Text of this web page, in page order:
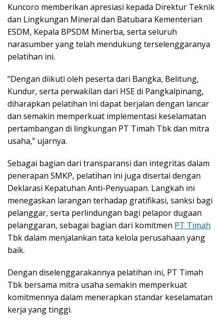
Kuncoro memberikan apresiasi kepada Direktur Teknik
dan Lingkungan Mineral dan Batubara Kementerian
ESDM, Kepala BPSDM Minerba, serta seluruh
narasumber yang telah mendukung terselenggaranya
pelatihan ini.
“Dengan diikuti oleh peserta dari Bangka, Belitung,
Kundur, serta perwakilan dari HSE di Pangkalpinang,
diharapkan pelatihan ini dapat berjalan dengan lancar
dan semakin memperkuat implementasi keselamatan
pertambangan di lingkungan PT Timah Tbk dan mitra
usaha,” ujarnya.
Sebagai bagian dari transparansi dan integritas dalam
penerapan SMKP, pelatihan ini juga disertai dengan
Deklarasi Kepatuhan Anti-Penyuapan. Langkah ini
menegaskan larangan terhadap gratifikasi, sanksi bagi
pelanggar, serta perlindungan bagi pelapor dugaan
pelanggaran, sebagai bagian dari komitmen PT Timah
Tbk dalam menjalankan tata kelola perusahaan yang
baik.
Dengan diselenggarakannya pelatihan ini, PT Timah
Tbk bersama mitra usaha semakin memperkuat
komitmennya dalam menerapkan standar keselamatan
kerja yang tinggi.